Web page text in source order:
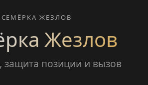
СЕМЁРКА ЖЕЗЛОВ
Жезлов
защита позиции и вызов